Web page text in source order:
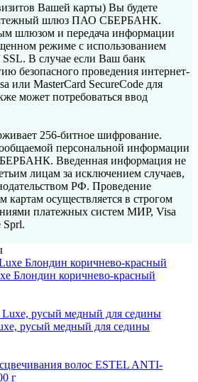
Вашей карты) Вы будете
шлюз ПАО СБЕРБАНК.
шлюзом и передача информации
режиме с использованием
В случае если Ваш банк
безопасного проведения интернет-
или MasterCard SecureCode для
может потребоваться ввод
256-битное шифрование.
персональной информации
Введенная информация не
лицам за исключением случаев,
РФ. Проведение
картам осуществляется в строгом
платежных систем МИР, Visa
Sprl.
Блондин коричнево-красный
русый медный для седины